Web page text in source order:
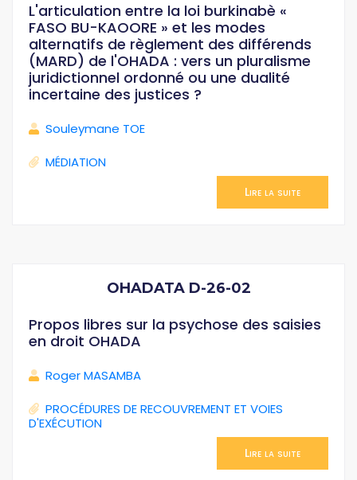
L'articulation entre la loi burkinabè «
FASO BU-KAOORE » et les modes
alternatifs de règlement des différends
(MARD) de l'OHADA : vers un pluralisme
juridictionnel ordonné ou une dualité
incertaine des justices ?
Souleymane TOE
MÉDIATION
Lire la suite
OHADATA D-26-02
Propos libres sur la psychose des saisies
en droit OHADA
Roger MASAMBA
PROCÉDURES DE RECOUVREMENT ET VOIES
D'EXÉCUTION
Lire la suite